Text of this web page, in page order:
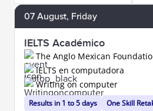
07 August, Friday
IELTS Académico
The Anglo Mexican
Results in 1 to 5 days
IELTS en computadora
Writing on computer
One Skill